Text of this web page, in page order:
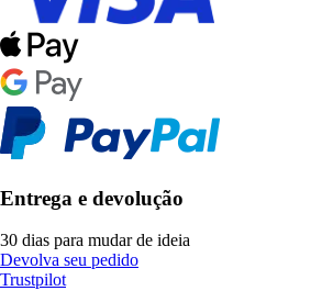
Entrega e devolução
30 dias para mudar de ideia
Devolva seu pedido
Trustpilot